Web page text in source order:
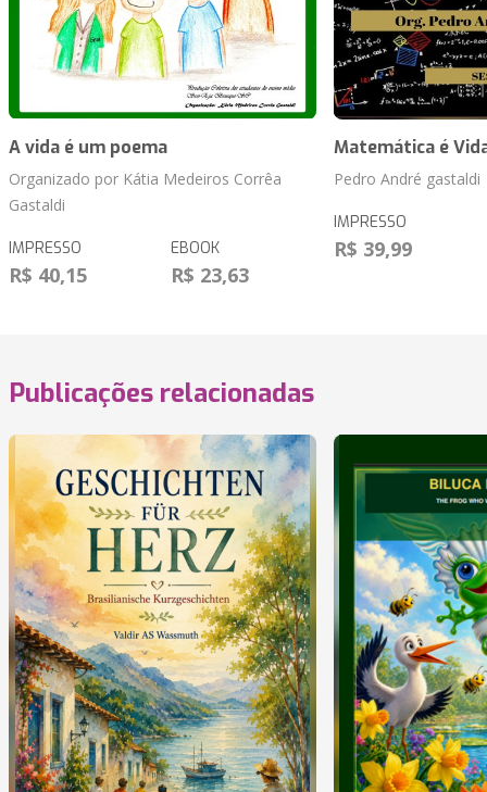
A vida é um poema
Organizado por Kátia Medeiros Corrêa
Gastaldi
IMPRESSO
R$ 40,15
EBOOK
R$ 23,63
Matemática é
Pedro André gastaldi
IMPRESSO
R$ 39,99
Publicações relacionadas